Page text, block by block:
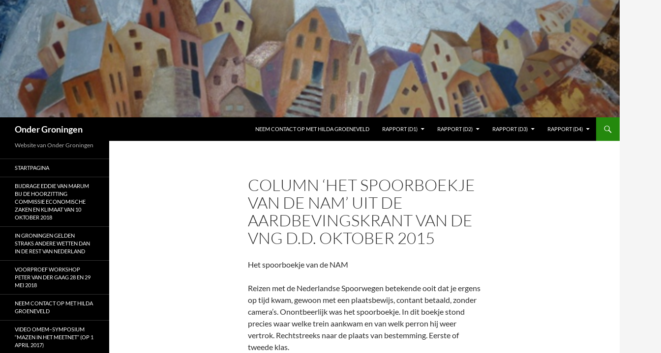
Ga
naar
de
inhoud
Onder Groningen NEEM CONTACT OP MET HILDA GROENEVELD RAPPORT (D1) RAPPORT (D2) RAPPORT (D3) RAPPORT (D4)
COLUMN ‘HET SPOORBOEKJE
VAN DE NAM’ UIT DE
AARDBEVINGSKRANT VAN DE
VNG D.D. OKTOBER 2015
Het spoorboekje van de NAM
Reizen met de Nederlandse Spoorwegen betekende ooit dat je ergens
op tijd kwam, gewoon met een plaatsbewijs, contant betaald, zonder
camera’s. Onontbeerlijk was het spoorboekje. In dit boekje stond
precies waar welke trein aankwam en van welk perron hij weer
vertrok. Rechtstreeks naar de plaats van bestemming. Eerste of
tweede klas.
Website van Onder Groningen
STARTPAGINA
BIJDRAGE EDDIE VAN MARUM
BIJ DE HOORZITTING
COMMISSIE ECONOMISCHE
ZAKEN EN KLIMAAT VAN 10
OKTOBER 2018
IN GRONINGEN GELDEN
STRAKS ANDERE WETTEN DAN
IN DE REST VAN NEDERLAND
VOORPROEF WORKSHOP
PETER VAN DER GAAG 28 EN 29
MEI 2018
NEEM CONTACT OP MET HILDA
GROENEVELD
VIDEO OMEM–SYMPOSIUM
“MAZEN IN HET MEETNET” (OP 1
APRIL 2017)